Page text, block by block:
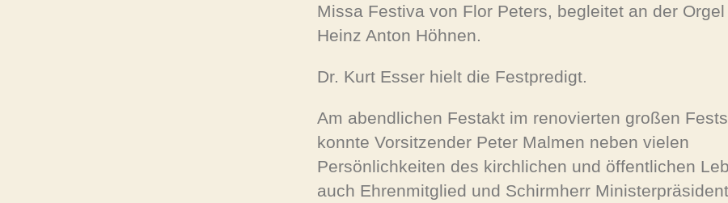
Missa Festiva von Flor Peters, begleitet an der Orgel
Heinz Anton Höhnen.
Dr. Kurt Esser hielt die Festpredigt.
Am abendlichen Festakt im renovierten großen
konnte Vorsitzender Peter Malmen neben vielen
Persönlichkeiten des kirchlichen und öffentlichen
auch Ehrenmitglied und Schirmherr Ministerpräsident